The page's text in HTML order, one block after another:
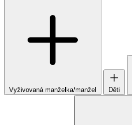
Vyživovaná manželka/manžel Děti